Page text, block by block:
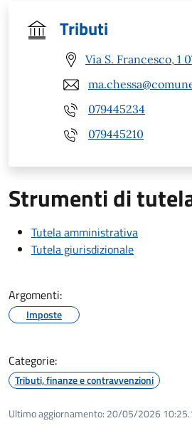
Tributi
Via S. Francesco, 1
079445234
079445210
Strumenti di
Tutela amministrativa
Tutela giurisdizionale
Argomenti:
Imposte
Categorie:
Tributi, finanze e contravvenzioni
Ultimo aggiornamento: 20/05/2026